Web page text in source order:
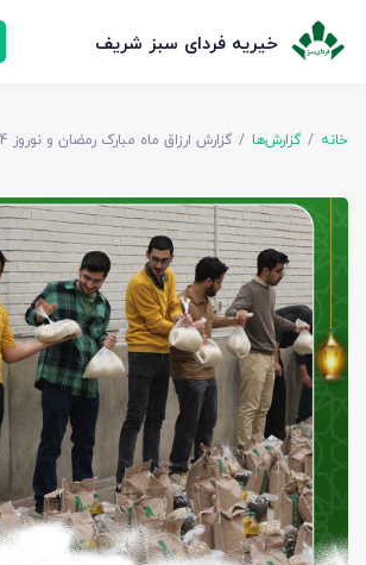
خیریه فردای سبز شریف
خانه گزارش‌ها گزارش ارزاق ماه مبارک رمضان و نوروز 1404